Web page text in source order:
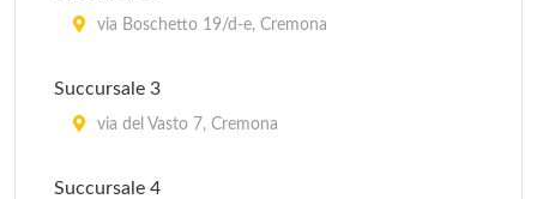
via Boschetto 19/d-e, Cremona
Succursale 3
via del Vasto 7, Cremona
Succursale 4